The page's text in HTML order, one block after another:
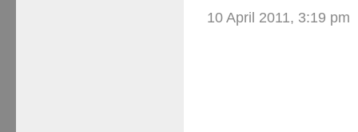
10 April 2011, 3:19 pm